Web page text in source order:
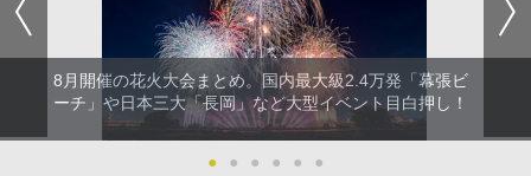
8月開催の花火大会まとめ。国内最大級2.4万発「幕張ビ
ーチ」や日本三大「長岡」など大型イベント目白押し！
● ● ● ● ● ●